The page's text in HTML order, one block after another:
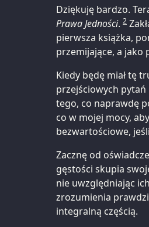
Dziękuję bardzo.
Prawa Jedności. 2
pierwsza książka,
przemijające, a jako
Kiedy będę miał tę
przejściowych
tego, co naprawdę
co w mojej mocy,
bezwartościowe,
Zacznę od
gęstości skupia
nie uwzględniając
zrozumienia
integralną częścią.